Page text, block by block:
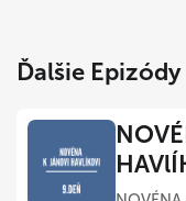
Ďalšie Epizódy